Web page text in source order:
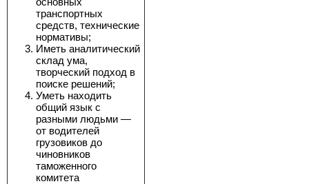
транспортных
средств, технические
нормативы;
Иметь аналитический
склад ума,
творческий подход в
поиске решений;
Уметь находить
общий язык с
разными людьми —
от водителей
грузовиков до
чиновников
таможенного
комитета